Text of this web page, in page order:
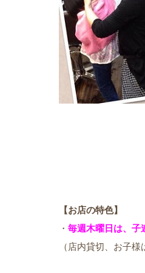
【お店の特色】
・ 毎週木曜日は、子
（店内貸切、お子